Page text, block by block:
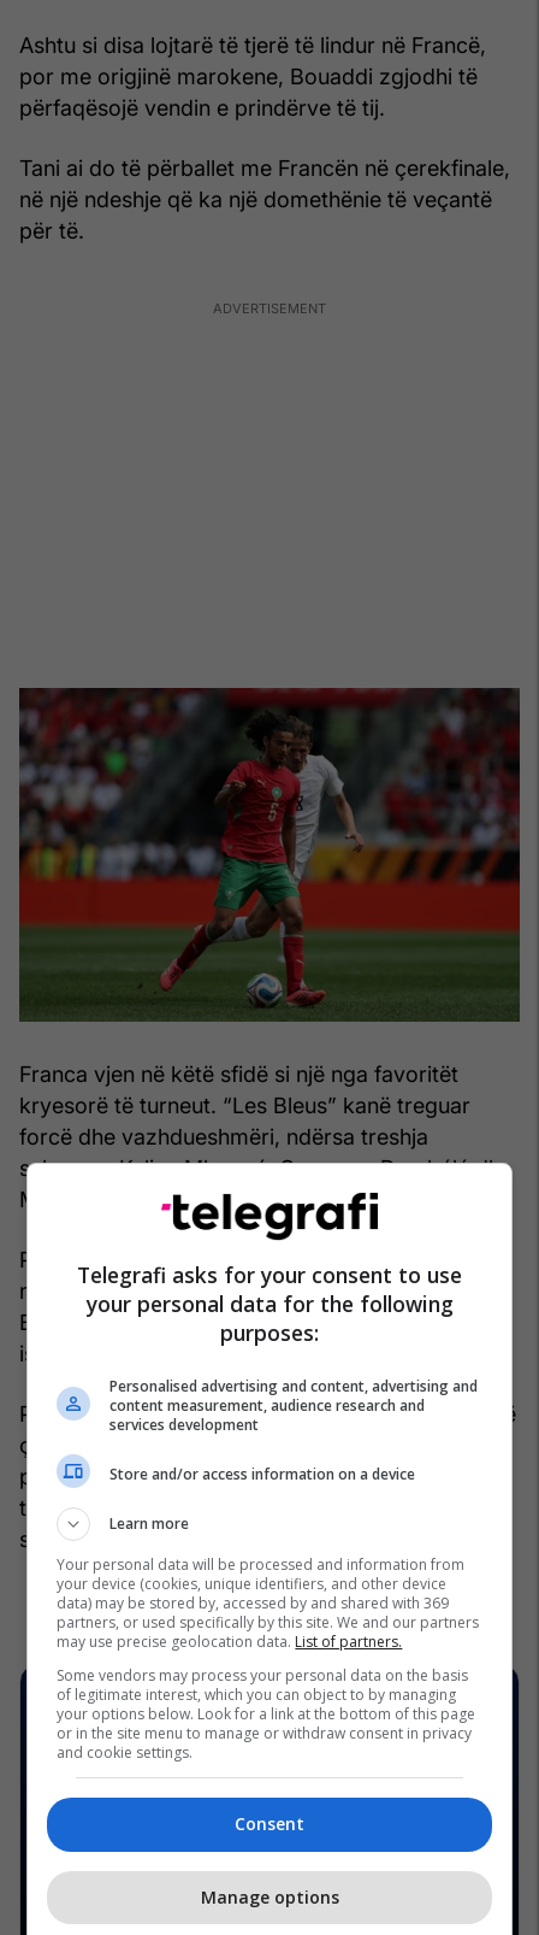
Ashtu si disa lojtarë të tjerë të lindur në Francë,
por me origjinë marokene, Bouaddi zgjodhi të
përfaqësojë vendin e prindërve të tij.
Tani ai do të përballet me Francën në çerekfinale,
në një ndeshje që ka një domethënie të veçantë
për të.
Franca vjen në këtë sfidë si një nga favoritët
kryesorë të turneut. “Les Bleus” kanë treguar
forcë dhe vazhdueshmëri, ndërsa treshja
sulmuese Kylian Mbappé, Ousmane Dembélé dhe
Michael Olise ka qenë vendimtare.
Por përballë tyre do të jetë një Marok i motivuar,
me një brez të ri lojtarësh dhe me një Ayyoub
Bouaddi që kërkon të dëshmojë se zgjedhja e tij
ishte e duhura.
Për talentin 18-vjeçar, kjo nuk do të jetë vetëm një
çerekfinale e Kupës së Botës. Do të jetë një
përballje me të kaluarën e tij dhe një mundësi për
të shkruar një kapitull të ri në historinë e karrierës
së tij./Telegrafi/
Telegrafi asks for your consent to use
your personal data for the following
purposes:
Personalised advertising and content, advertising and
content measurement, audience research and
services development
Store and/or access information on a device
Learn more
Your personal data will be processed and information from
your device (cookies, unique identifiers, and other device
data) may be stored by, accessed by and shared with 369
partners, or used specifically by this site. We and our partners
may use precise geolocation data. List of partners.
Some vendors may process your personal data on the basis
of legitimate interest, which you can object to by managing
your options below. Look for a link at the bottom of this page
or in the site menu to manage or withdraw consent in privacy
and cookie settings.
Consent
Manage options